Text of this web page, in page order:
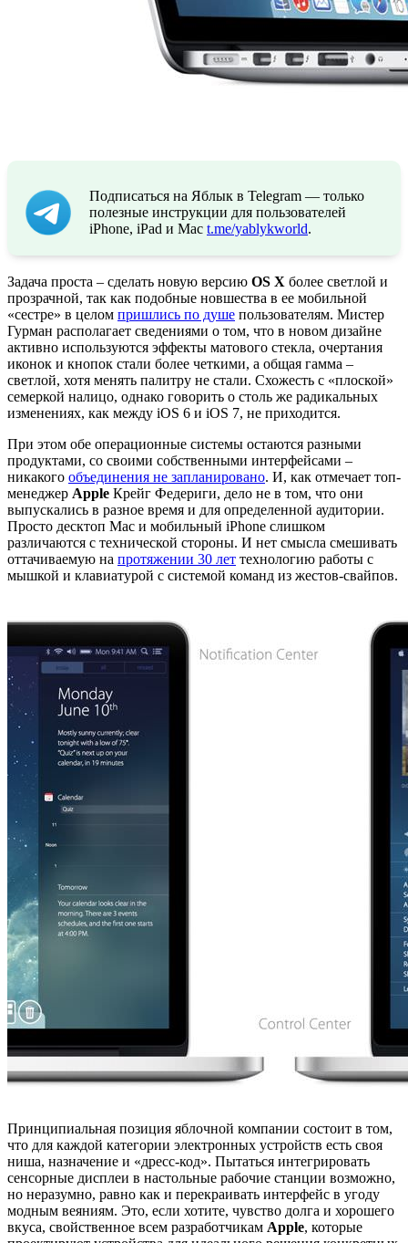
Подписаться на Яблык в Telegram — только
полезные инструкции для пользователей
iPhone, iPad и Mac t.me/yablykworld.
Задача проста – сделать новую версию OS X более светлой и
прозрачной, так как подобные новшества в ее мобильной
«сестре» в целом пришлись по душе пользователям. Мистер
Гурман располагает сведениями о том, что в новом дизайне
активно используются эффекты матового стекла, очертания
иконок и кнопок стали более четкими, а общая гамма –
светлой, хотя менять палитру не стали. Схожесть с «плоской»
семеркой налицо, однако говорить о столь же радикальных
изменениях, как между iOS 6 и iOS 7, не приходится.
При этом обе операционные системы остаются разными
продуктами, со своими собственными интерфейсами –
никакого объединения не запланировано. И, как отмечает топ-
менеджер Apple Крейг Федериги, дело не в том, что они
выпускались в разное время и для определенной аудитории.
Просто десктоп Mac и мобильный iPhone слишком
различаются с технической стороны. И нет смысла смешивать
оттачиваемую на протяжении 30 лет технологию работы с
мышкой и клавиатурой с системой команд из жестов-свайпов.
Принципиальная позиция яблочной компании состоит в том,
что для каждой категории электронных устройств есть своя
ниша, назначение и «дресс-код». Пытаться интегрировать
сенсорные дисплеи в настольные рабочие станции возможно,
но неразумно, равно как и перекраивать интерфейс в угоду
модным веяниям. Это, если хотите, чувство долга и хорошего
вкуса, свойственное всем разработчикам Apple, которые